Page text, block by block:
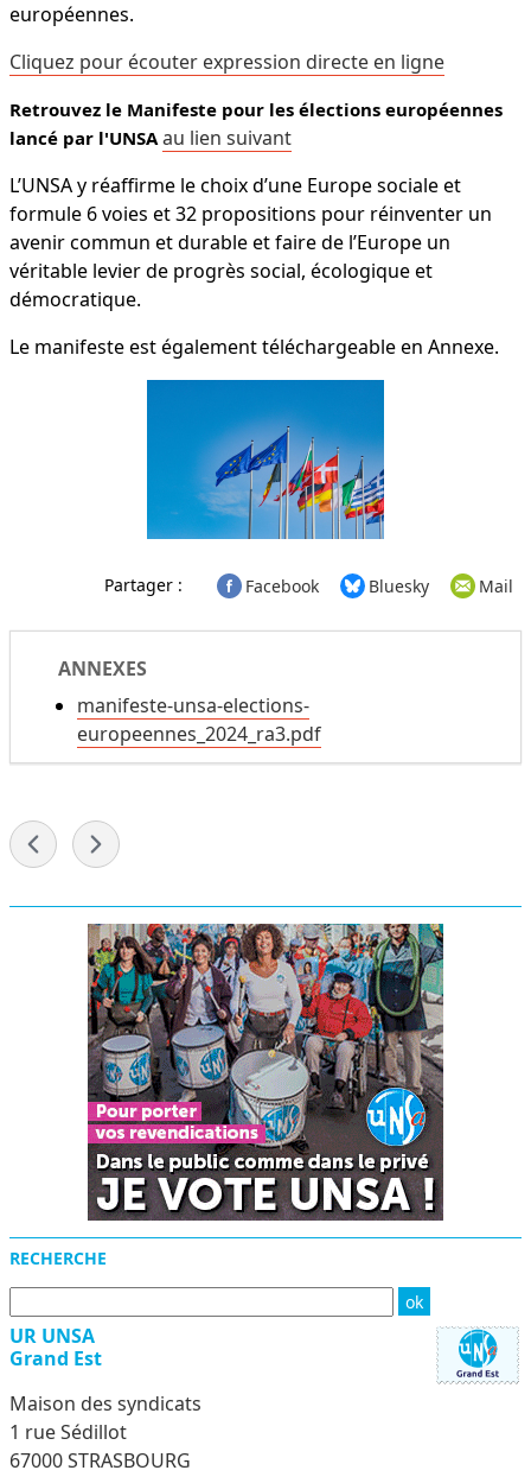
européennes.
Cliquez pour écouter expression directe en ligne
Retrouvez le Manifeste pour les élections européennes
lancé par l'UNSA au lien suivant
L’UNSA y réaffirme le choix d’une Europe sociale et
formule 6 voies et 32 propositions pour réinventer un
avenir commun et durable et faire de l’Europe un
véritable levier de progrès social, écologique et
démocratique.
Le manifeste est également téléchargeable en Annexe.
Partager : Facebook Bluesky Mail
ANNEXES
manifeste-unsa-elections-
europeennes_2024_ra3.pdf
Menu
RECHERCHE
UR UNSA
Grand Est
Maison des syndicats
1 rue Sédillot
67000 STRASBOURG